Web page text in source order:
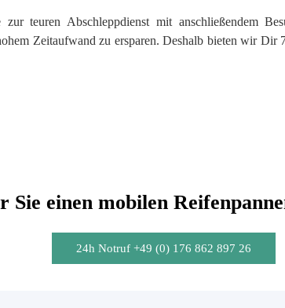
teuren Abschleppdienst mit anschließendem
Zeitaufwand zu ersparen. Deshalb bieten wir Dir
Sie einen mobilen
24h Notruf +49 (0) 176 862 897 26